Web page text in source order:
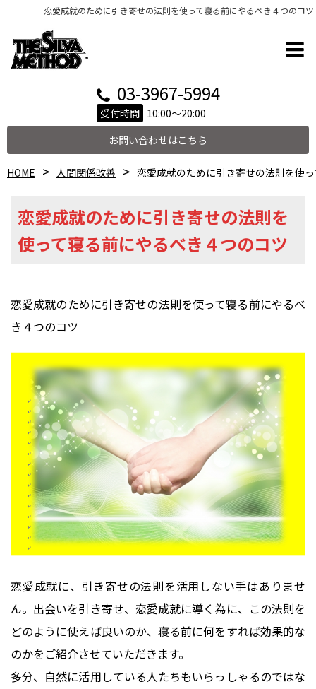
恋愛成就のために引き寄せの法則を使って寝る前にやるべき４つのコツ
03-3967-5994
受付時間 10:00～20:00
お問い合わせはこちら
HOME 人間関係改善 恋愛成就のために引き寄せの法則を使
恋愛成就のために引き寄せの法則を
使って寝る前にやるべき４つのコツ
恋愛成就のために引き寄せの法則を使って寝る前にやるべ
き４つのコツ
恋愛成就に、引き寄せの法則を活用しない手はありませ
ん。出会いを引き寄せ、恋愛成就に導く為に、この法則を
どのように使えば良いのか、寝る前に何をすれば効果的な
のかをご紹介させていただきます。
多分、自然に活用している人たちもいらっしゃるのではな